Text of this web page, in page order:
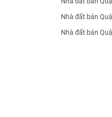
Nhà đất bán
Nhà đất bán